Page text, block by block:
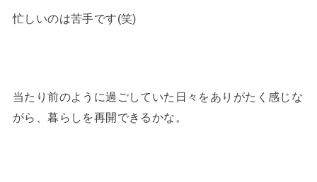
忙しいのは苦手です(笑)
当たり前のように過ごしていた日々をありがたく感じな
がら、暮らしを再開できるかな。